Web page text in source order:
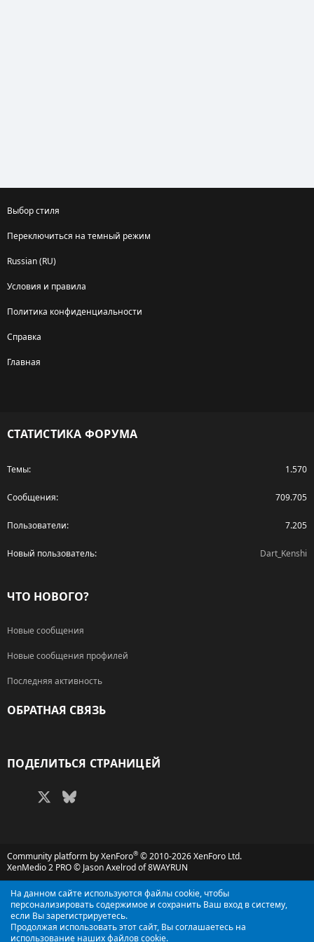
Выбор стиля
Переключиться на темный режим
Russian (RU)
Условия и правила
Политика конфиденциальности
Справка
Главная
СТАТИСТИКА ФОРУМА
Темы 1.570
Сообщения 709.705
Пользователи 7.205
Новый пользователь Dart_Kenshi
ЧТО НОВОГО?
Новые сообщения
Новые сообщения профилей
Последняя активность
ОБРАТНАЯ СВЯЗЬ
ПОДЕЛИТЬСЯ СТРАНИЦЕЙ
FacebookX (Twitter)
Bluesky
Community platform by XenForo® © 2010-2026 XenForo Ltd.
XenMedio 2 PRO© Jason Axelrod of8WAYRUN
На данном сайте используются файлы cookie, чтобы
персонализировать содержимое и сохранить Ваш вход в систему,
если Вы зарегистрируетесь.
Продолжая использовать этот сайт, Вы соглашаетесь на
использование наших файлов cookie.